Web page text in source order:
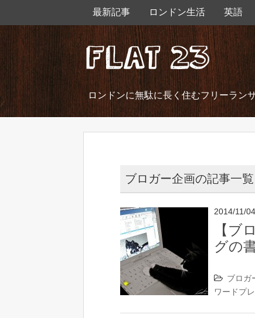
最新記事 ロンドン生活 英語
ロンドンに無駄に長く住むフリーラン
ブロガー企画の記事一覧
2014/11/04
【ブ
グの
ブロガ
ワードプ